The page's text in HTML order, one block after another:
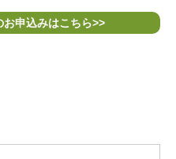
申込みはこちら>>